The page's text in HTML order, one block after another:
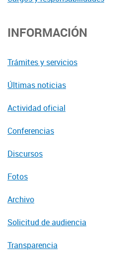
INFORMACIÓN
Trámites y servicios
Últimas noticias
Actividad oficial
Conferencias
Discursos
Fotos
Archivo
Solicitud de audiencia
Transparencia